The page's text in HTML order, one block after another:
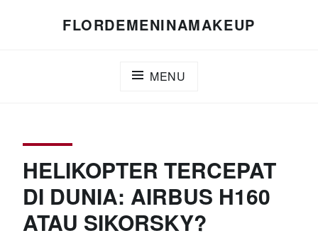
FLORDEMENINAMAKEUP
MENU
HELIKOPTER TERCEPAT
DI DUNIA: AIRBUS H160
ATAU SIKORSKY?